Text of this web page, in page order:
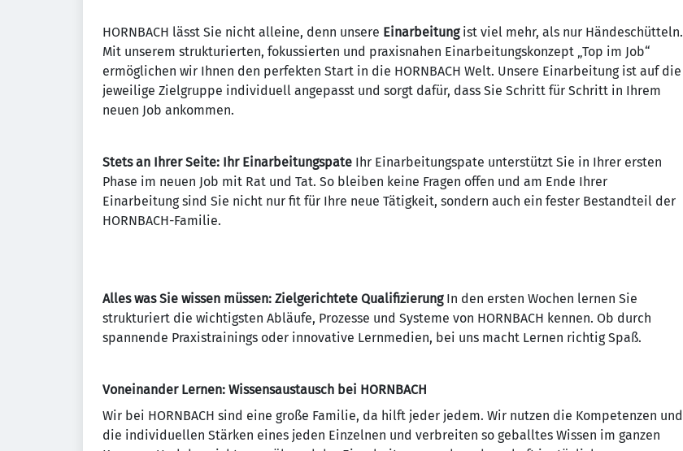
HORNBACH lässt Sie nicht alleine, denn unsere Einarbeitungist viel mehr, als nur Händeschütteln.
Mit unserem strukturierten, fokussierten und praxisnahen Einarbeitungskonzept „Top im Job“
ermöglichen wir Ihnen den perfekten Start in die HORNBACH Welt. Unsere Einarbeitung ist auf die
jeweilige Zielgruppe individuell angepasst und sorgt dafür, dass Sie Schritt für Schritt in Ihrem
neuen Job ankommen.
Stets an Ihrer Seite: Ihr Einarbeitungspate Ihr Einarbeitungspate unterstützt Sie in Ihrer ersten
Phase im neuen Job mit Rat und Tat. So bleiben keine Fragen offen und am Ende Ihrer
Einarbeitung sind Sie nicht nur fit für Ihre neue Tätigkeit, sondern auch ein fester Bestandteil der
HORNBACH-Familie.
Alles was Sie wissen müssen: Zielgerichtete QualifizierungIn den ersten Wochen lernen Sie
strukturiert die wichtigsten Abläufe, Prozesse und Systeme von HORNBACH kennen. Ob durch
spannende Praxistrainings oder innovative Lernmedien, bei uns macht Lernen richtig Spaß.
Voneinander Lernen: Wissensaustausch bei HORNBACH
Wir bei HORNBACH sind eine große Familie, da hilft jeder jedem. Wir nutzen die Kompetenzen und
die individuellen Stärken eines jeden Einzelnen und verbreiten so geballtes Wissen im ganzen